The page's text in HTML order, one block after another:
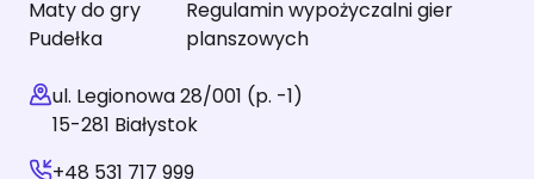
Maty do gry
Pudełka
Regulamin wypożyczalni gier
planszowych
ul. Legionowa 28/001 (p. -1)
15-281 Białystok
+48 531 717 999